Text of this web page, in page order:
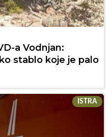
a Vodnjan:
stablo koje je palo
ISTRA